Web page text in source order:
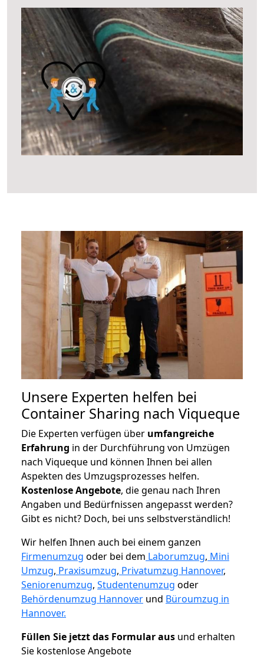
Unsere Experten helfen bei
Container Sharing nach Viqueque
Die Experten verfügen über umfangreiche
Erfahrung in der Durchführung von Umzügen
nach Viqueque und können Ihnen bei allen
Aspekten des Umzugsprozesses helfen.
Kostenlose Angebote, die genau nach Ihren
Angaben und Bedürfnissen angepasst werden?
Gibt es nicht? Doch, bei uns selbstverständlich!
Wir helfen Ihnen auch bei einem ganzen
Firmenumzug oder bei dem Laborumzug, Mini
Umzug, Praxisumzug, Privatumzug Hannover,
Seniorenumzug, Studentenumzug oder
Behördenumzug Hannover und Büroumzug in
Hannover.
Füllen Sie jetzt das Formular aus und erhalten
Sie kostenlose Angebote